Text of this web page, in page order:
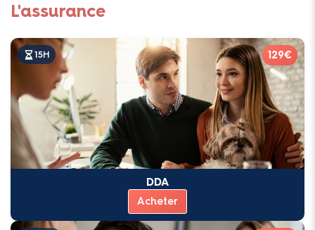
L'assurance
15H 129€
DDA
Acheter